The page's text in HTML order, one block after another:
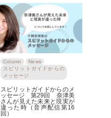
Column
News
スピリットガイドからの
メッセージ
スピリットガイドからのメ
ッセージ 第29回 奈津美
さんが見えた未来と現実が
違った時（音声配信第16
回）